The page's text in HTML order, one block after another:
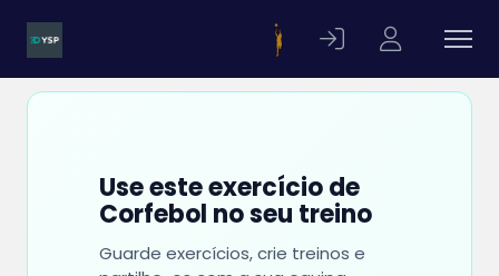
Use este exercício de
Corfebol no seu treino
Guarde exercícios, crie treinos e